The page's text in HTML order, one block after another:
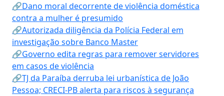
🔗Dano moral decorrente de violência doméstica
contra a mulher é presumido
🔗Autorizada diligência da Polícia Federal em
investigação sobre Banco Master
🔗Governo edita regras para remover servidores
em casos de violência
🔗TJ da Paraíba derruba lei urbanística de João
Pessoa; CRECI-PB alerta para riscos à segurança